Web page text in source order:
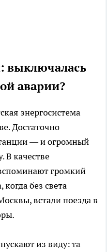
выключалась
аварии?
энергосистема
Достаточно
— и огромный
В качестве
громкий
когда без света
встали поезда в
из виду: та